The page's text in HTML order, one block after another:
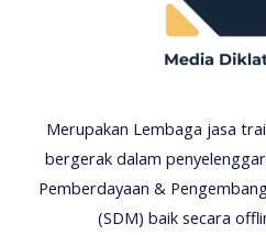
Merupakan Lembaga jasa
bergerak dalam
Pemberdayaan &
(SDM) baik secara